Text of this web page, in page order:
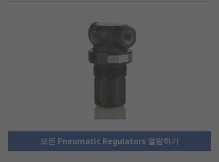
모든 Pneumatic Regulators 열람하기